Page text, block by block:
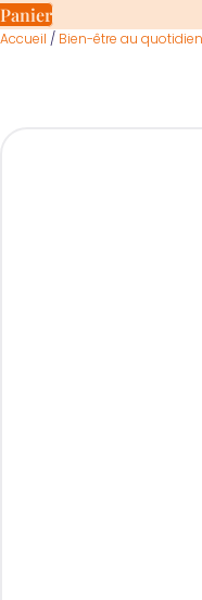
Panier
Accueil / Bien-être au quotidien